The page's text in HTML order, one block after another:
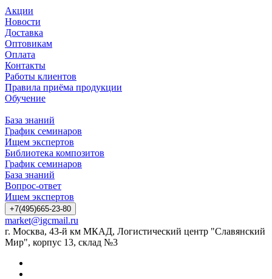
Акции
Новости
Доставка
Оптовикам
Оплата
Контакты
Работы клиентов
Правила приёма продукции
Обучение
База знаний
График семинаров
Ищем экспертов
Библиотека композитов
График семинаров
База знаний
Вопрос-ответ
Ищем экспертов
+7(495)665-23-80
market@igcmail.ru
г. Москва, 43-й км МКАД, Логистический центр "Славянский
Мир", корпус 13, склад №3